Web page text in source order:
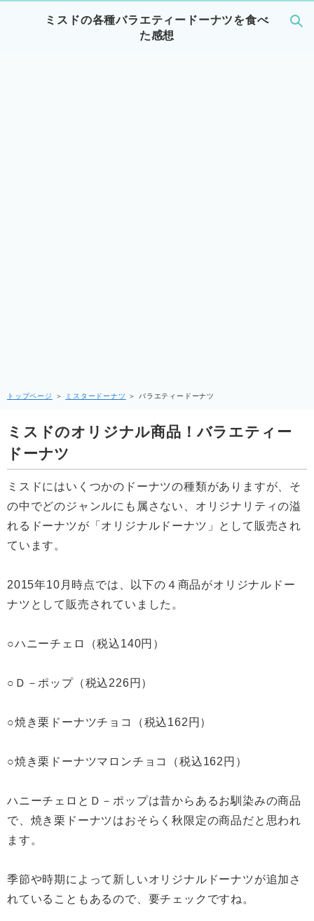
ミスドの各種バラエティードーナツを食べ
た感想
トップページ ＞ ミスタードーナツ ＞ バラエティードーナツ
ミスドのオリジナル商品！バラエティー
ドーナツ
ミスドにはいくつかのドーナツの種類がありますが、そ
の中でどのジャンルにも属さない、オリジナリティの溢
れるドーナツが「オリジナルドーナツ」として販売され
ています。
2015年10月時点では、以下の４商品がオリジナルドー
ナツとして販売されていました。
○ハニーチェロ（税込140円）
○Ｄ－ポップ（税込226円）
○焼き栗ドーナツチョコ（税込162円）
○焼き栗ドーナツマロンチョコ（税込162円）
ハニーチェロとＤ－ポップは昔からあるお馴染みの商品
で、焼き栗ドーナツはおそらく秋限定の商品だと思われ
ます。
季節や時期によって新しいオリジナルドーナツが追加さ
れていることもあるので、要チェックですね。